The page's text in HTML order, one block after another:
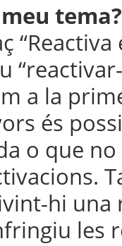
tema?
a la
és
o que
hi una
les